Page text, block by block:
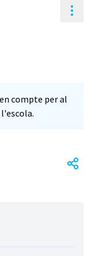
compte per al